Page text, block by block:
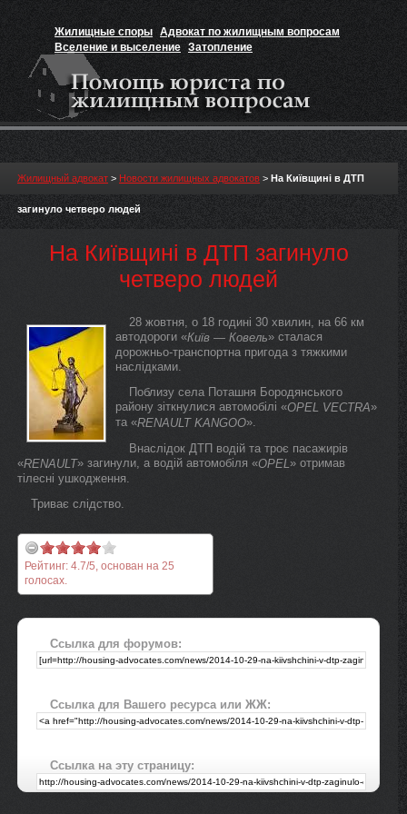
Жилищные споры Адвокат по жилищным вопросам
Вселение и выселение Затопление
Признание прав на жильё
Жилищный адвокат > Новости жилищных адвокатов > На Київщині в ДТП
загинуло четверо людей
На Київщині в ДТП загинуло
четверо людей
28 жовтня, о 18 годині 30 хвилин, на 66 км
автодороги «Київ — Ковель» сталася
дорожньо-транспортна пригода з тяжкими
наслідками.
Поблизу села Поташня Бородянського
району зіткнулися автомобілі «OPEL VECTRA»
та «RENAULT KANGOO».
Внаслідок ДТП водій та троє пасажирів
«RENAULT» загинули, а водій автомобіля «OPEL» отримав
тілесні ушкодження.
Триває слідство.
Рейтинг: 4.7/5, основан на 25
голосах.
Ссылка для форумов:
Ссылка для Вашего ресурса или ЖЖ:
Ссылка на эту страницу: